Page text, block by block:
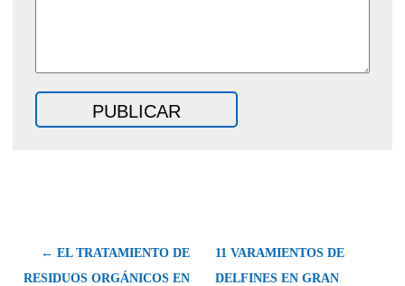
← EL TRATAMIENTO DE
RESIDUOS ORGÁNICOS EN
11 VARAMIENTOS DE
DELFINES EN GRAN